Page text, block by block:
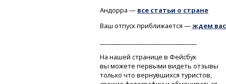
Андорра — все статьи о стране
Ваш отпуск приближается —ждем
На нашей странице в Фейсбук
вы можете первыми видеть отзывы
только что вернувшихся туристов,